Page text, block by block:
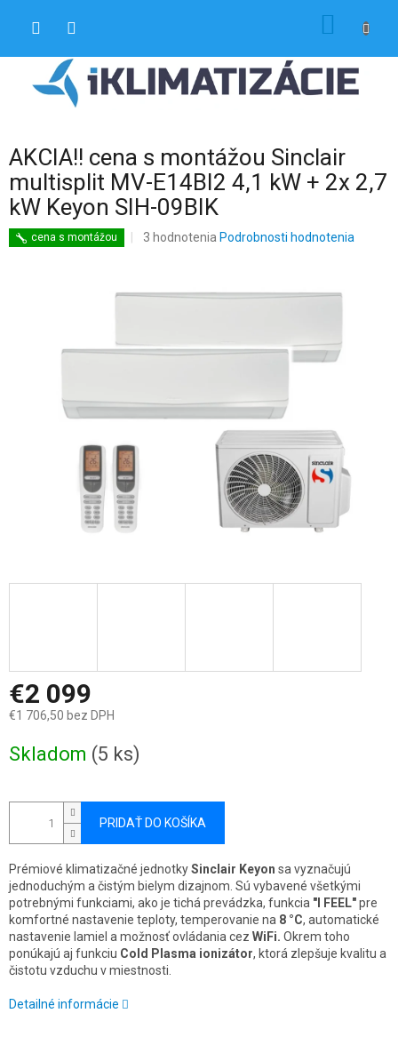
AKCIA!! cena s montážou Sinclair
multisplit MV-E14BI2 4,1 kW + 2x 2,7
kW Keyon SIH-09BIK
cena s montážou
Priemerné
hviezdičiek.
3 hodnotenia Podrobnosti hodnotenia
€2 099
€1 706,50 bez DPH
cena:
Skladom (5 ks)
PRIDAŤ DO KOŠÍKA
Prémiové klimatizačné jednotkySinclair Keyon sa vyznačujú
jednoduchým a čistým bielym dizajnom. Sú vybavené všetkými
potrebnými funkciami, ako je tichá prevádzka, funkcia "I FEEL"pre
komfortné nastavenie teploty, temperovanie na 8 °C, automatické
nastavenie lamiel a možnosť ovládania cez WiFi. Okrem toho
ponúkajú aj funkciu Cold Plasma ionizátor, ktorá zlepšuje kvalitu a
čistotu vzduchu v miestnosti.
Detailné informácie